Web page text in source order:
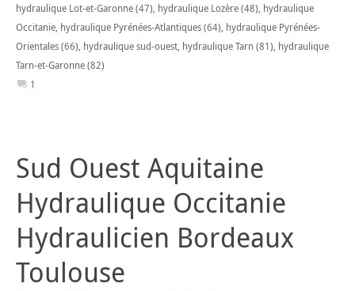
hydraulique Lot-et-Garonne (47), hydraulique Lozère (48), hydraulique
Occitanie, hydraulique Pyrénées-Atlantiques (64), hydraulique Pyrénées-
Orientales (66), hydraulique sud-ouest, hydraulique Tarn (81), hydraulique
Tarn-et-Garonne (82)
1
Sud Ouest Aquitaine
Hydraulique Occitanie
Hydraulicien Bordeaux
Toulouse